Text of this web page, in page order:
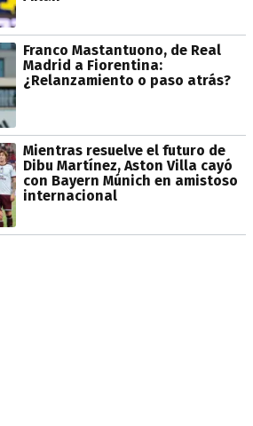
Franco Mastantuono, de Real
Madrid a Fiorentina:
¿Relanzamiento o paso atrás?
Mientras resuelve el futuro de
Dibu Martínez, Aston Villa cayó
con Bayern Múnich en amistoso
internacional